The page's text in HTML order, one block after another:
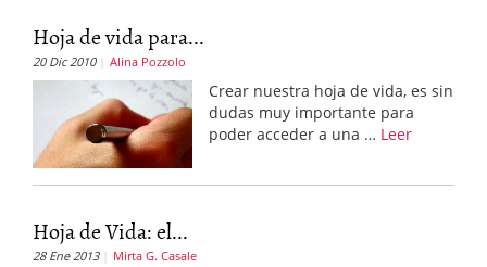
Hoja de vida para...
20 Dic 2010 Alina Pozzolo
Crear nuestra hoja de vida, es sin
dudas muy importante para
poder acceder a una … Leer
Hoja de Vida: el...
28 Ene 2013 Mirta G. Casale